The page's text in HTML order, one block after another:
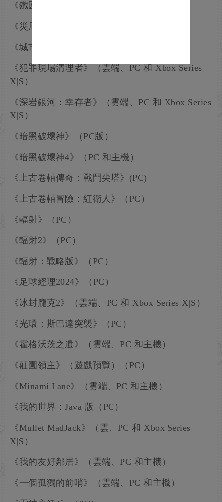
《鐵匠大師》（遊戲預覽）（PC）
《災厄堡壘》(PC)
《城市：天際線2》 (PC)
《犯罪現場清理者》（雲端、PC 和 Xbox Series
X|S）
《深岩銀河：幸存者》（雲端、PC 和 Xbox Series
X|S）
《暗黑破壞神》（PC版）
《暗黑破壞神4》（PC 和主機）
《上古卷軸傳奇：戰鬥尖塔》(PC)
《上古卷軸冒險：紅衛人》（PC）
《輻射》（PC）
《輻射2》（PC）
《輻射：戰略版》（PC）
《足球經理2024》（PC）
《冰封龐克2》（雲端、PC 和 Xbox Series X|S）
《光環：斯巴達突襲》（PC）
《霍格沃茨之遺》（雲端、PC 和主機）
《莊園領主》（遊戲預覽）（PC）
《Minami Lane》（雲端、PC 和主機）
《我的世界：Java 版（PC）
《Mullet MadJack》（雲、PC 和 Xbox Series
X|S）
《我的友好鄰居》（雲端、PC 和主機）
《一個孤獨的前哨》（雲端、PC 和主機）